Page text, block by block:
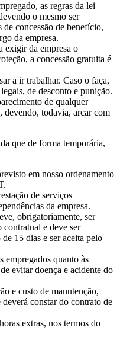
as regras da lei
o mesmo ser
concessão de benefício,
da empresa.
exigir da empresa o
a concessão gratuita é
a ir trabalhar. Caso o faça,
de desconto e punição.
de qualquer
devendo, todavia, arcar com
que de forma temporária,
em nosso ordenamento
de serviços
da empresa.
obrigatoriamente, ser
e deve ser
15 dias e ser aceita pelo
empregados quanto às
evitar doença e acidente do
e custo de manutenção,
constar do contrato de
extras, nos termos do